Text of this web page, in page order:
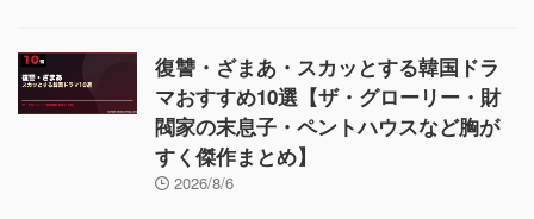
復讐・ざまあ・スカッとする韓国ドラ
マおすすめ10選【ザ・グローリー・財
閥家の末息子・ペントハウスなど胸が
すく傑作まとめ】
2026/8/6